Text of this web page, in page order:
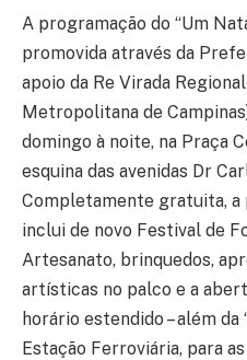
A programação do “Um
promovida através da
apoio da Re Virada
Metropolitana de
domingo à noite, na Praça
esquina das avenidas Dr
Completamente gratuita, a
inclui de novo Festival de
Artesanato, brinquedos,
artísticas no palco e a
horário estendido – além da
Estação Ferroviária, para